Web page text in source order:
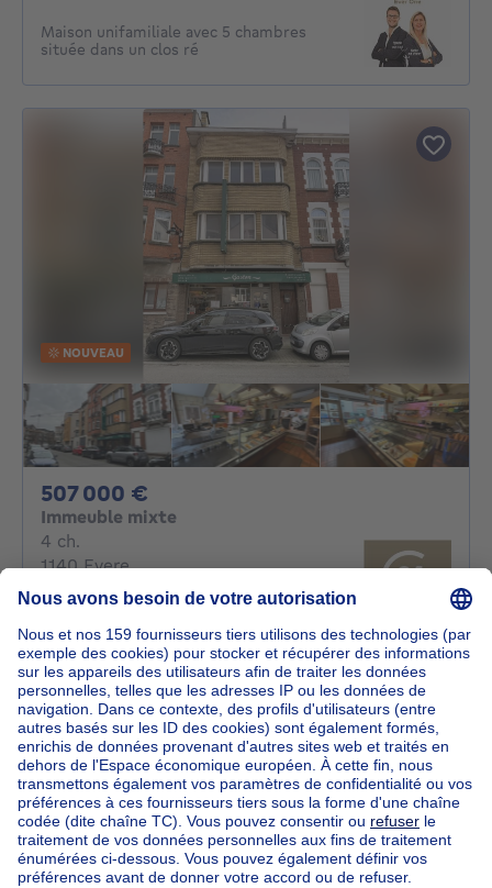
Maison unifamiliale avec 5 chambres
située dans un clos ré
NOUVEAU
507 000 €
Immeuble mixte
4 ch.
1140 Evere
Immeuble de rapport à rénover!